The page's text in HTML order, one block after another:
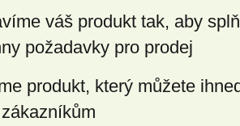
váš produkt tak, aby
požadavky pro prodej
produkt, který můžete